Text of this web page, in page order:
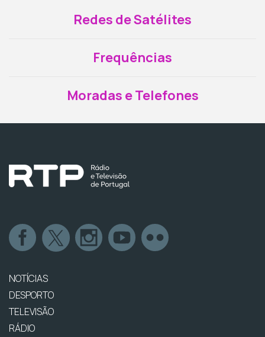
Redes de Satélites
Frequências
Moradas e Telefones
NOTÍCIAS
DESPORTO
TELEVISÃO
RÁDIO